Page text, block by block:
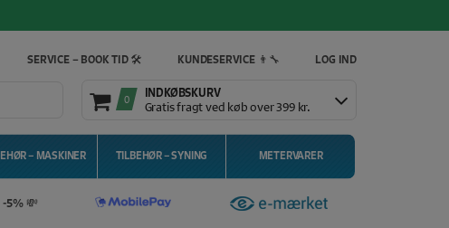
-5% 💸
SERVICE – BOOK TID 🛠️ KUNDESERVICE 👨‍🔧 LOG IND
0 INDKØBSKURV
Gratis fragt ved køb over 399 kr.
– MASKINER TILBEHØR – SYNING METERVARER